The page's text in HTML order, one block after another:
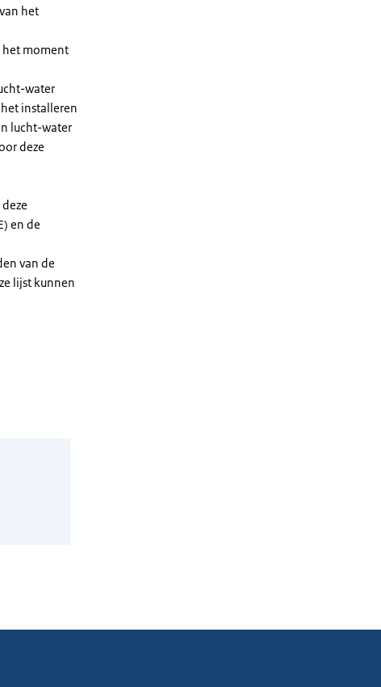
het
het moment
water
installeren
lucht-water
deze
en de
van de
lijst kunnen